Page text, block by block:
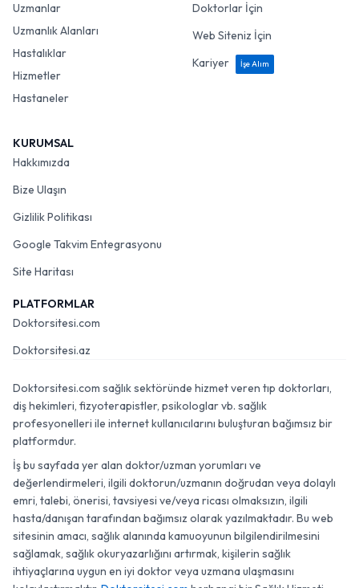
Uzmanlar
Uzmanlık Alanları
Hastalıklar
Hizmetler
Hastaneler
Doktorlar İçin
Web Siteniz İçin
Kariyer
İşe Alım
KURUMSAL
Hakkımızda
Bize Ulaşın
Gizlilik Politikası
Google Takvim Entegrasyonu
Site Haritası
PLATFORMLAR
Doktorsitesi.com
Doktorsitesi.az
Doktorsitesi.com sağlık sektöründe hizmet veren tıp doktorları,
diş hekimleri, fizyoterapistler, psikologlar vb. sağlık
profesyonelleri ile internet kullanıcılarını buluşturan bağımsız bir
platformdur.
İş bu sayfada yer alan doktor/uzman yorumları ve
değerlendirmeleri, ilgili doktorun/uzmanın doğrudan veya dolaylı
emri, talebi, önerisi, tavsiyesi ve/veya ricası olmaksızın, ilgili
hasta/danışan tarafından bağımsız olarak yazılmaktadır. Bu web
sitesinin amacı, sağlık alanında kamuoyunun bilgilendirilmesini
sağlamak, sağlık okuryazarlığını artırmak, kişilerin sağlık
ihtiyaçlarına uygun en iyi doktor veya uzmana ulaşmasını